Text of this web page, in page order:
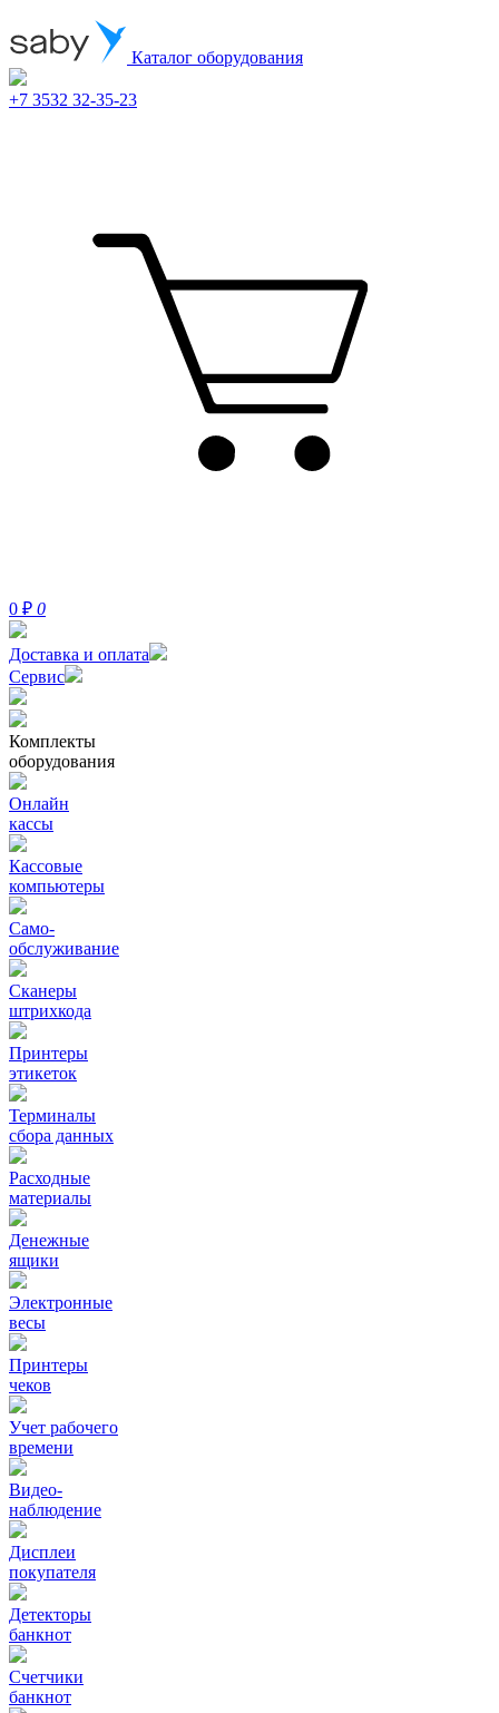
Каталог оборудования
+7 3532 32-35-23
0 ₽ 0
Доставка и оплата
Сервис
Комплекты
оборудования
Онлайн
кассы
Кассовые
компьютеры
Само-
обслуживание
Сканеры
штрихкода
Принтеры
этикеток
Терминалы
сбора данных
Расходные
материалы
Денежные
ящики
Электронные
весы
Принтеры
чеков
Учет рабочего
времени
Видео‑
наблюдение
Дисплеи
покупателя
Детекторы
банкнот
Счетчики
банкнот